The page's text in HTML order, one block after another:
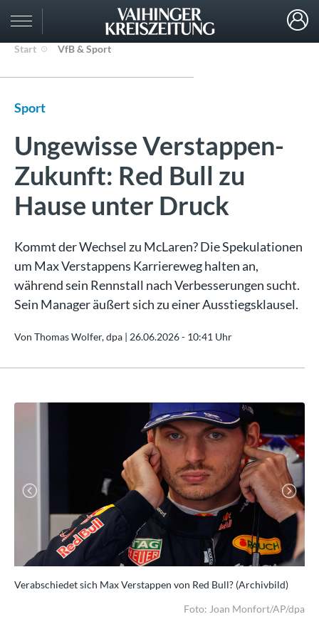
Start VfB & Sport
Sport
Ungewisse Verstappen-
Zukunft: Red Bull zu
Hause unter Druck
Kommt der Wechsel zu McLaren? Die Spekulationen
um Max Verstappens Karriereweg halten an,
während sein Rennstall nach Verbesserungen sucht.
Sein Manager äußert sich zu einer Ausstiegsklausel.
Von Thomas Wolfer, dpa | 26.06.2026 - 10:41 Uhr
Verabschiedet sich Max Verstappen von Red Bull? (Archivbild)
Foto: Joan Monfort/AP/dpa
Next